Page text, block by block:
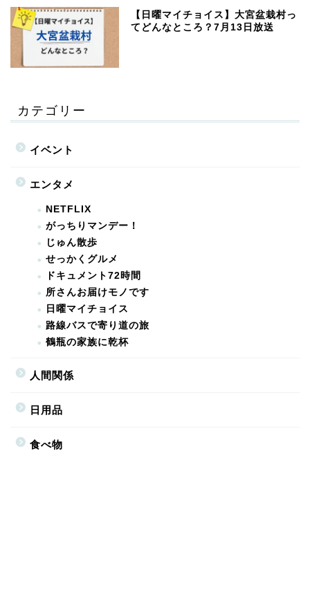
【日曜マイチョイス】大宮盆栽村っ
てどんなところ？7月13日放送
カテゴリー
イベント
エンタメ
NETFLIX
がっちりマンデー！
じゅん散歩
せっかくグルメ
ドキュメント72時間
所さんお届けモノです
日曜マイチョイス
路線バスで寄り道の旅
鶴瓶の家族に乾杯
人間関係
日用品
食べ物